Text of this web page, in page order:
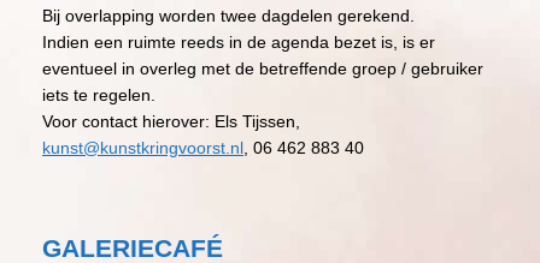
Bij overlapping worden twee dagdelen gerekend.
Indien een ruimte reeds in de agenda bezet is, is er
eventueel in overleg met de betreffende groep / gebruiker
iets te regelen.
Voor contact hierover: Els Tijssen,
kunst@kunstkringvoorst.nl , 06 462 883 40
GALERIECAFÉ